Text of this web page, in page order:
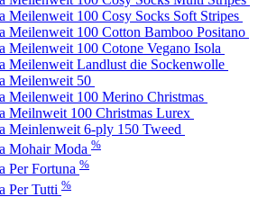
Meilenweit 100 Cosy Socks Soft Stripes
Meilenweit 100 Cotton Bamboo Positano
Meilenweit 100 Cotone Vegano Isola
Meilenweit Landlust die Sockenwolle
Meilenweit 50
Meilenweit 100 Merino Christmas
Meilnweit 100 Christmas Lurex
Meinlenweit 6-ply 150 Tweed
Mohair Moda %
Per Fortuna %
Per Tutti %